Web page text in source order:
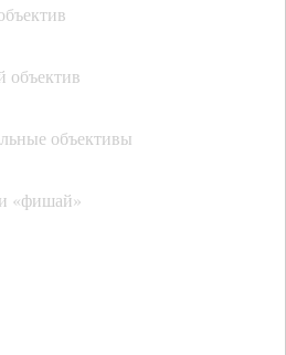
объектив
объективы
«фишай»